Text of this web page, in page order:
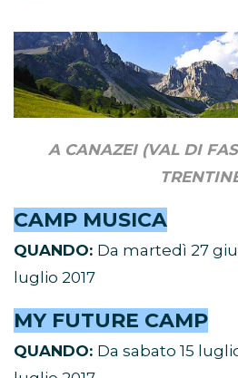
A CANAZEI (VAL DI
CAMP MUSICA
QUANDO: Da martedì 27
luglio 2017
MY FUTURE CAMP
QUANDO: Da sabato 15